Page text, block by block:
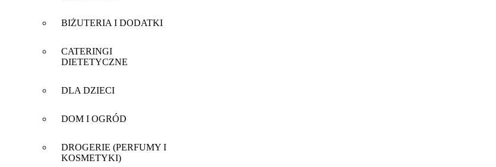
BIŻUTERIA I DODATKI
CATERINGI
DIETETYCZNE
DLA DZIECI
DOM I OGRÓD
DROGERIE (PERFUMY I
KOSMETYKI)